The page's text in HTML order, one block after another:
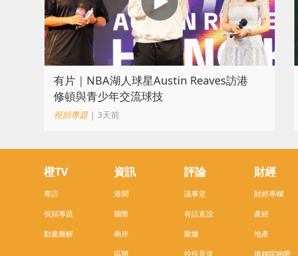
有片｜NBA湖人球星Austin Reaves訪港
修頓與青少年交流球技
視頻專題| 3天前
橙TV
專訪
視頻專題
動畫圖解
資訊
港聞
國際
兩岸
區間
評論
議事堂
有話直說
圍爐
投投是道
財經
財經專欄
產經
地產
搵錢呢啲嘢